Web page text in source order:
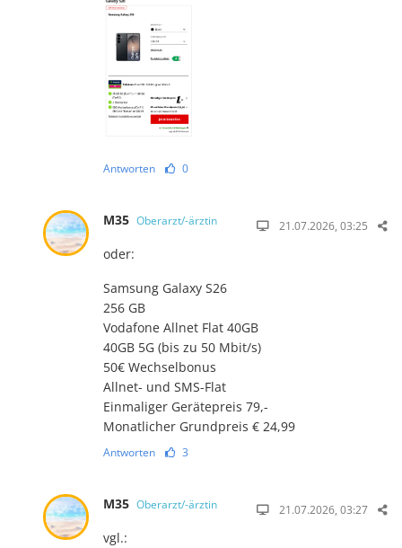
Antworten 0
M35 Oberarzt/-ärztin 21.07.2026, 03:25
oder:
Samsung Galaxy S26
256 GB
Vodafone Allnet Flat 40GB
40GB 5G (bis zu 50 Mbit/s)
50€ Wechselbonus
Allnet- und SMS-Flat
Einmaliger Gerätepreis 79,-
Monatlicher Grundpreis € 24,99
Antworten 3
M35 Oberarzt/-ärztin 21.07.2026, 03:27
vgl.: